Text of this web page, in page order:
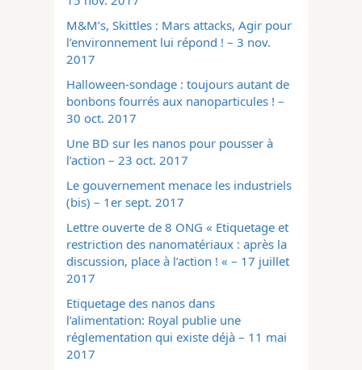
M&M’s, Skittles : Mars attacks, Agir pour
l’environnement lui répond ! – 3 nov.
2017
Halloween-sondage : toujours autant de
bonbons fourrés aux nanoparticules ! –
30 oct. 2017
Une BD sur les nanos pour pousser à
l’action – 23 oct. 2017
Le gouvernement menace les industriels
(bis) – 1er sept. 2017
Lettre ouverte de 8 ONG « Etiquetage et
restriction des nanomatériaux : après la
discussion, place à l’action ! « – 17 juillet
2017
Etiquetage des nanos dans
l’alimentation: Royal publie une
réglementation qui existe déjà – 11 mai
2017